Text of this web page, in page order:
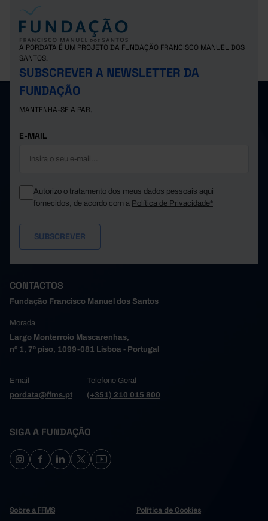
A PORDATA É UM PROJETO DA FUNDAÇÃO FRANCISCO MANUEL DOS
SANTOS.
SUBSCREVER A NEWSLETTER DA
FUNDAÇÃO
MANTENHA-SE A PAR.
E-MAIL
Autorizo o tratamento dos meus dados pessoais aqui
fornecidos, de acordo com a Política de Privacidade*
CONTACTOS
Fundação Francisco Manuel dos Santos
Morada
Largo Monterroio Mascarenhas,
nº 1, 7º piso, 1099-081 Lisboa - Portugal
Email
pordata@ffms.pt
Telefone Geral
(+351) 210 015 800
SIGA A FUNDAÇÃO
Sobre a FFMS Política de Cookies